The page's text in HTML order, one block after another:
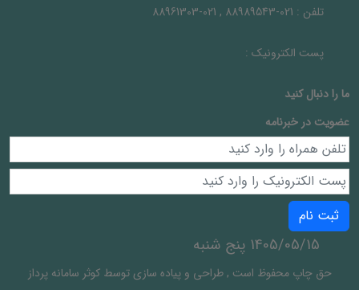
تلفن : 021-88989543 , 021-88961303
پست الکترونیک :
ما را دنبال کنيد
عضویت در خبرنامه
ثبت نام
1405/05/15 پنج شنبه
حق چاپ محفوظ است ,طراحی و پیاده سازی توسطکوثر سامانه پرداز